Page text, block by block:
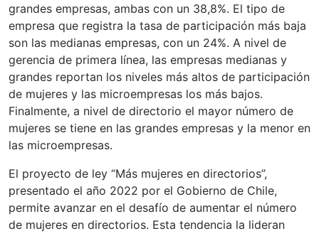
grandes empresas, ambas con un 38,8%. El tipo de
empresa que registra la tasa de participación más baja
son las medianas empresas, con un 24%. A nivel de
gerencia de primera línea, las empresas medianas y
grandes reportan los niveles más altos de participación
de mujeres y las microempresas los más bajos.
Finalmente, a nivel de directorio el mayor número de
mujeres se tiene en las grandes empresas y la menor en
las microempresas.
El proyecto de ley “Más mujeres en directorios”,
presentado el año 2022 por el Gobierno de Chile,
permite avanzar en el desafío de aumentar el número
de mujeres en directorios. Esta tendencia la lideran